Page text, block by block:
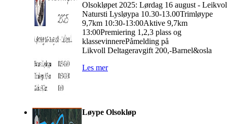
Olsokløpet 2025: Lørdag 16 august -
Natursti Lysløypa 10.30-13.00Trimløype
9,7km 10:30-13:00Aktive 9,7km
13:00Premiering 1,2,3 plass og
klassevinnerePåmelding på
Likvoll Deltageravgift 200,-Barnel&osla
Les mer
Løype Olsokløp